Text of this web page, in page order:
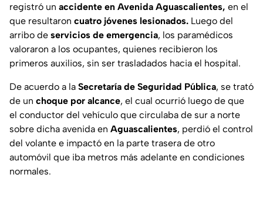
registró un accidente en Avenida Aguascalientes, en el
que resultaron cuatro jóvenes lesionados. Luego del
arribo de servicios de emergencia, los paramédicos
valoraron a los ocupantes, quienes recibieron los
primeros auxilios, sin ser trasladados hacia el hospital.
De acuerdo a la Secretaría de Seguridad Pública, se trató
de un choque por alcance, el cual ocurrió luego de que
el conductor del vehículo que circulaba de sur a norte
sobre dicha avenida en Aguascalientes, perdió el control
del volante e impactó en la parte trasera de otro
automóvil que iba metros más adelante en condiciones
normales.